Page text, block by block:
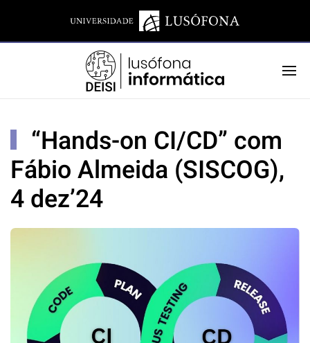
“Hands-on CI/CD” com
Fábio Almeida (SISCOG),
4 dez’24